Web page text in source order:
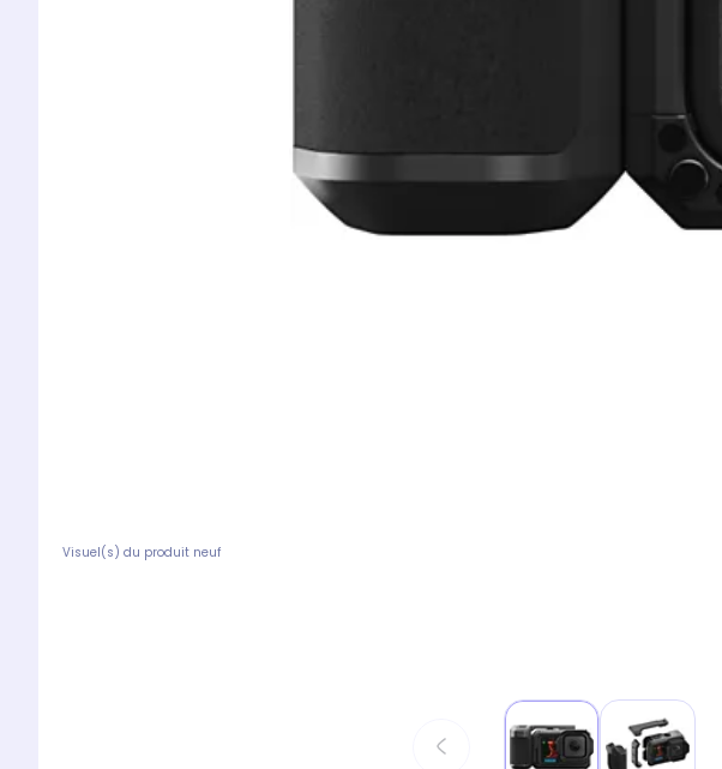
Visuel(s) du produit neuf